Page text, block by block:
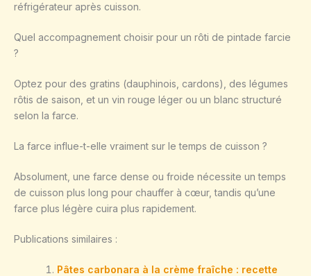
réfrigérateur après cuisson.
Quel accompagnement choisir pour un rôti de pintade farcie
?
Optez pour des gratins (dauphinois, cardons), des légumes
rôtis de saison, et un vin rouge léger ou un blanc structuré
selon la farce.
La farce influe-t-elle vraiment sur le temps de cuisson ?
Absolument, une farce dense ou froide nécessite un temps
de cuisson plus long pour chauffer à cœur, tandis qu’une
farce plus légère cuira plus rapidement.
Publications similaires :
Pâtes carbonara à la crème fraîche : recette